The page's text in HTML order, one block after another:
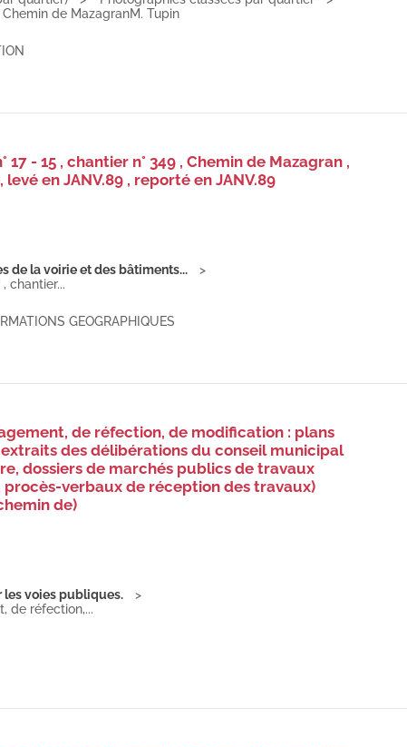
de MazagranM. Tupin
- 15 , chantier n° 349 , Chemin de Mazagran ,
en JANV.89 , reporté en JANV.89
de la voirie et des bâtiments...
chantier...
GEOGRAPHIQUES
de réfection, de modification : plans
extraits des délibérations du conseil municipal
dossiers de marchés publics de travaux
verbaux de réception des travaux)
de)
les voies publiques.
de réfection,...